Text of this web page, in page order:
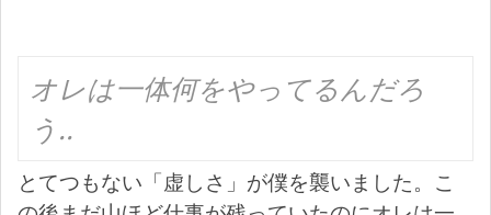
オレは一体何をやってるんだろ
う..
とてつもない「虚しさ」が僕を襲いました。こ